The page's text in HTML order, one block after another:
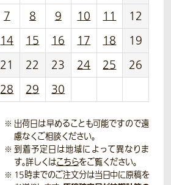
7 8 9 10 11
12
14 15 16 17 18
19
21 22 23 24 25
26
28 29 30
出荷日は早めることも可能ですので遠
慮なくご相談ください。
到着予定日は地域によって異なりま
す。詳しくはこちらをご覧ください。
15時までのご注文分は当日中に原稿を